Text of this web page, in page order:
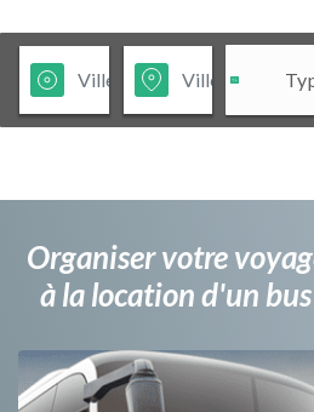
Organiser votre
à la location d'un